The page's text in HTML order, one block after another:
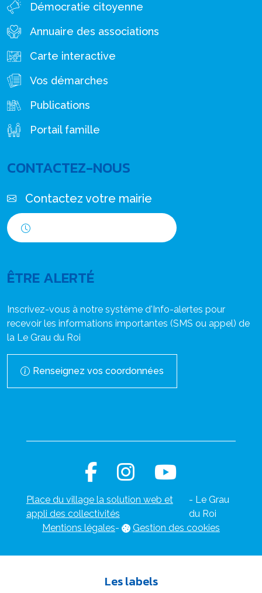
Démocratie citoyenne
Annuaire des associations
Carte interactive
Vos démarches
Publications
Portail famille
CONTACTEZ-NOUS
Contactez votre mairie
ÊTRE ALERTÉ
Inscrivez-vous à notre système d'Info-alertes pour
recevoir les informations importantes (SMS ou appel) de
la Le Grau du Roi
Renseignez vos coordonnées
Place du village la solution web et
appli des collectivités
- Le Grau
du Roi
Mentions légales- Gestion des cookies
Les labels